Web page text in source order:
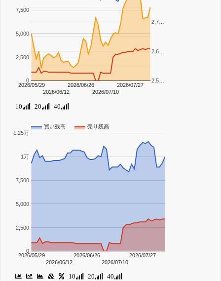
2026/05/29
2026/06/12
2026/06/26
2026/07/10
2026/07/27
0
2,500
5,000
7,500
2,5…
2,6…
2,7…
10 20 40
買い残高 売り残高
2026/05/29
2026/06/12
2026/06/26
2026/07/10
2026/07/27
0
2,500
5,000
7,500
1万
1.25万
10 20 40